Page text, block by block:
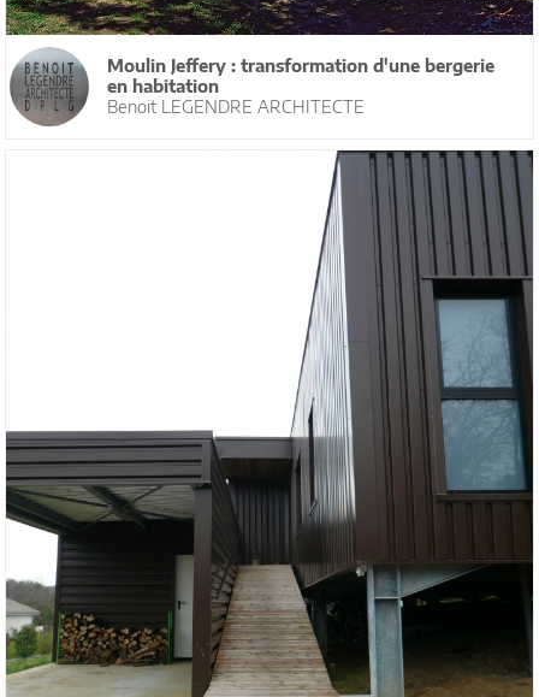
Moulin Jeffery : transformation d'une bergerie
en habitation
Benoit LEGENDRE ARCHITECTE